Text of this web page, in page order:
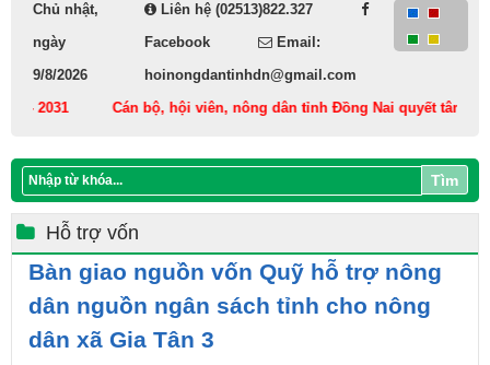
Chủ nhật,
ngày
9/8/2026
Liên hệ (02513)822.327
Facebook
Email:
hoinongdantinhdn@gmail.com
2031
Cán bộ, hội viên, nông dân tỉnh Đồng Nai quyết tâm
Tìm
Hỗ trợ vốn
Bàn giao nguồn vốn Quỹ hỗ trợ nông
dân nguồn ngân sách tỉnh cho nông
dân xã Gia Tân 3